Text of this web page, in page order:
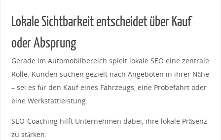
Lokale Sichtbarkeit entscheidet über Kauf
oder Absprung
Gerade im Automobilbereich spielt lokale SEO eine zentrale
Rolle. Kunden suchen gezielt nach Angeboten in ihrer Nähe
– sei es für den Kauf eines Fahrzeugs, eine Probefahrt oder
eine Werkstattleistung.
SEO-Coaching hilft Unternehmen dabei, ihre lokale Präsenz
zu stärken: